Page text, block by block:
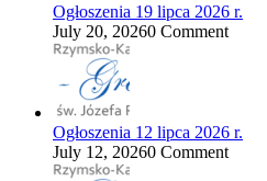
Ogłoszenia 19 lipca 2026 r.
July 20, 20260 Comment
Ogłoszenia 12 lipca 2026 r.
July 12, 20260 Comment